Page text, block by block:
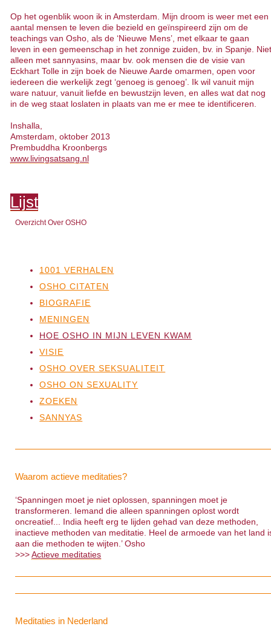
Op het ogenblik woon ik in Amsterdam. Mijn droom is weer met een
aantal mensen te leven die bezield en geïnspireerd zijn om de
teachings van Osho, als de ‘Nieuwe Mens’, met elkaar te gaan
leven in een gemeenschap in het zonnige zuiden, bv. in Spanje. Niet
alleen met sannyasins, maar bv. ook mensen die de visie van
Eckhart Tolle in zijn boek de Nieuwe Aarde omarmen, open voor
iedereen die werkelijk zegt ‘genoeg is genoeg’. Ik wil vanuit mijn
ware natuur, vanuit liefde en bewustzijn leven, en alles wat dat nog
in de weg staat loslaten in plaats van me er mee te identificeren.
Inshalla,
Amsterdam, oktober 2013
Prembuddha Kroonbergs
www.livingsatsang.nl
Lijst
Overzicht Over OSHO
1001 VERHALEN
OSHO CITATEN
BIOGRAFIE
MENINGEN
HOE OSHO IN MIJN LEVEN KWAM
VISIE
OSHO OVER SEKSUALITEIT
OSHO ON SEXUALITY
ZOEKEN
SANNYAS
Waarom actieve meditaties?
‘Spanningen moet je niet oplossen, spanningen moet je
transformeren. Iemand die alleen spanningen oplost wordt
oncreatief... India heeft erg te lijden gehad van deze methoden,
inactieve methoden van meditatie. Heel de armoede van het land
aan die methoden te wijten.’ Osho
>>>Actieve meditaties
Meditaties in Nederland